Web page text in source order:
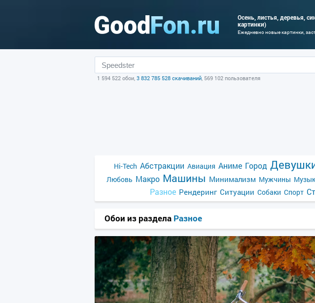
Осень, листья, деревья,
картинки)
Ежедневно новые картинки,
1 594 522 обои, 3 832 785 528 скачиваний, 569 102 пользователя
Hi-Tech Абстракции Авиация Аниме Город
Любовь Макро Машины Минимализм Мужчины
Разное Рендеринг Ситуации Собаки Спорт
Обои из раздела Разное